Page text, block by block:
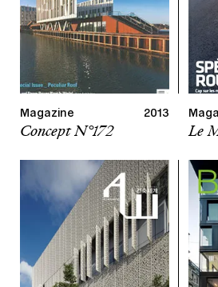
Magazine 2013
Concept N°172 Le